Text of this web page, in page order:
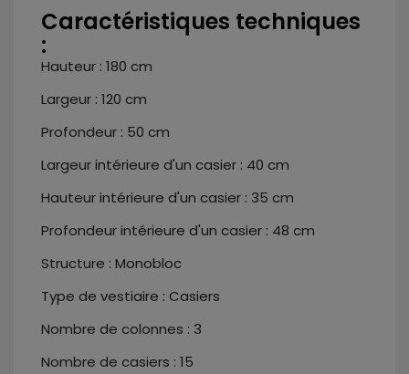
Caractéristiques techniques
:
Hauteur : 180 cm
Largeur : 120 cm
Profondeur : 50 cm
Largeur intérieure d'un casier : 40 cm
Hauteur intérieure d'un casier : 35 cm
Profondeur intérieure d'un casier : 48 cm
Structure : Monobloc
Type de vestiaire : Casiers
Nombre de colonnes : 3
Nombre de casiers : 15